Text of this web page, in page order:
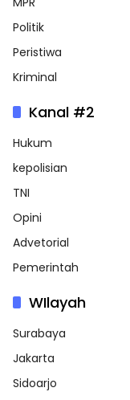
Politik
Peristiwa
Kriminal
Kanal #2
Hukum
kepolisian
TNI
Opini
Advetorial
Pemerintah
WIlayah
Surabaya
Jakarta
Sidoarjo